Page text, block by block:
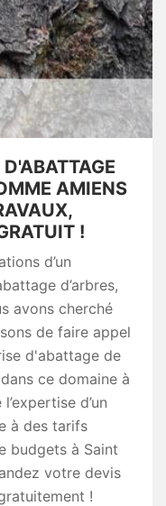
AMIENS
!
d’un
d’arbres,
avons cherché
de faire appel
d'abattage de
ce domaine à
d’un
à des tarifs
budgets à Saint
votre devis
!